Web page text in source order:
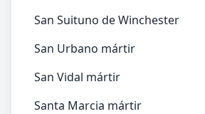
San Suituno de Winchester
San Urbano mártir
San Vidal mártir
Santa Marcia mártir